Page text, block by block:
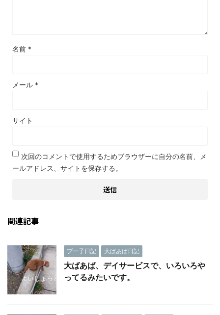
名前 *
メール *
サイト
次回のコメントで使用するためブラウザーに自分の名前、メ
ールアドレス、サイトを保存する。
関連記事
プー子日記 大ばあば日記
大ばあば、デイサービスで、いろいろや
ってるみたいです。